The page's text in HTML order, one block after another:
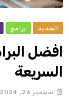
الجديد برامج
افضل
السريعة
سبتمبر 26, 2024